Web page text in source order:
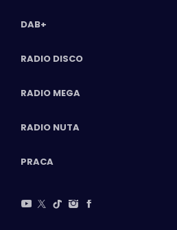
DAB+
RADIO DISCO
RADIO MEGA
RADIO NUTA
PRACA